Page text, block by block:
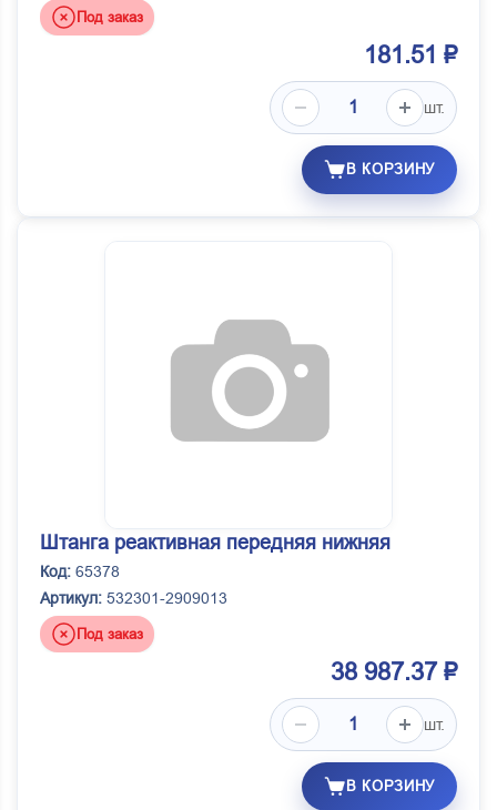
Под заказ
181.51 ₽
шт.
В КОРЗИНУ
Штанга реактивная передняя нижняя
Код: 65378
Артикул: 532301-2909013
Под заказ
38 987.37 ₽
шт.
В КОРЗИНУ